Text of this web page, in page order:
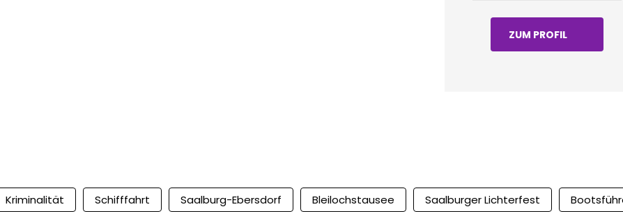
ZUM PROFIL
Kriminalität Schifffahrt Saalburg-Ebersdorf Bleilochstausee Saalburger Lichterfest